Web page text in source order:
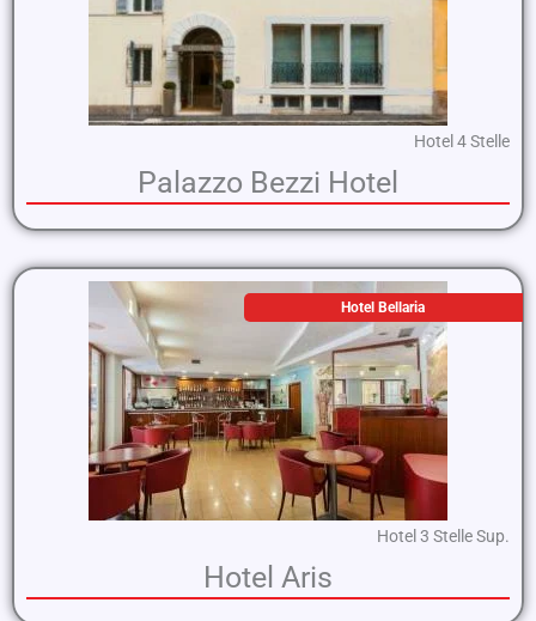
Hotel 4 Stelle
Palazzo Bezzi Hotel
Hotel Bellaria
Hotel 3 Stelle Sup.
Hotel Aris